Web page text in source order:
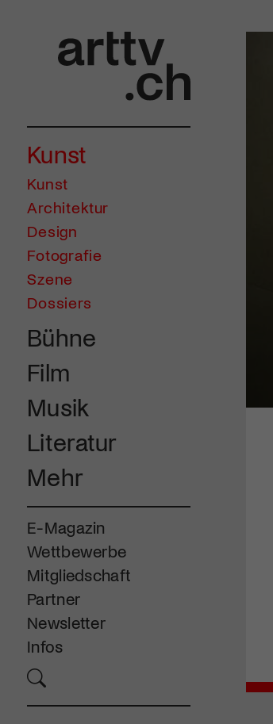
Kunst
Kunst
Architektur
Design
Fotografie
Szene
Dossiers
Bühne
Film
Musik
Literatur
Mehr
E-Magazin
Wettbewerbe
Mitgliedschaft
Partner
Newsletter
Infos